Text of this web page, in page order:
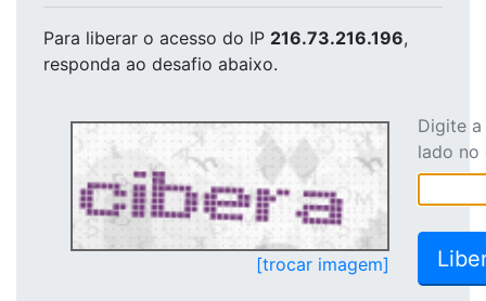
Para liberar o acesso do IP 216.73.216.196,
responda ao desafio abaixo.
[trocar imagem]
Digite
lado no